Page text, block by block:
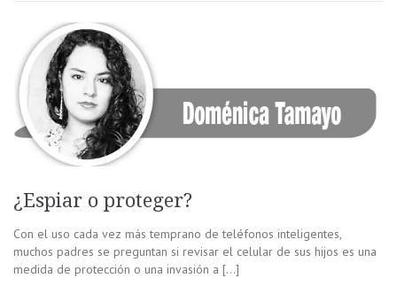
¿Espiar o proteger?
Con el uso cada vez más temprano de teléfonos inteligentes,
muchos padres se preguntan si revisar el celular de sus hijos es una
medida de protección o una invasión a […]